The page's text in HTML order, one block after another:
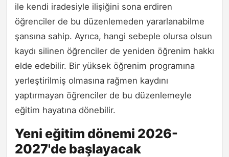
ile kendi iradesiyle ilişiğini sona erdiren
öğrenciler de bu düzenlemeden yararlanabilme
şansına sahip. Ayrıca, hangi sebeple olursa olsun
kaydı silinen öğrenciler de yeniden öğrenim hakkı
elde edebilir. Bir yüksek öğrenim programına
yerleştirilmiş olmasına rağmen kaydını
yaptırmayan öğrenciler de bu düzenlemeyle
eğitim hayatına dönebilir.
Yeni eğitim dönemi 2026-
2027'de başlayacak